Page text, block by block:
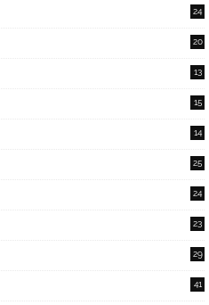
24
20
13
15
14
25
24
23
29
41